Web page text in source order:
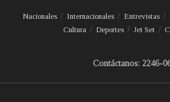
Nacionales Internacionales Entrevistas
Cultura
Deportes Jet Set
Contáctanos: 2246-